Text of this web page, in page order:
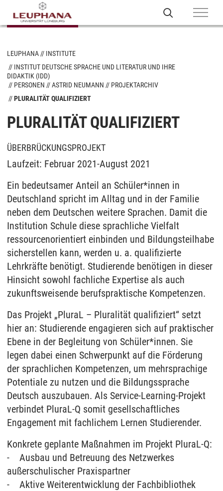
LEUPHANA
INSTITUTE
INSTITUT DEUTSCHE SPRACHE UND LITERATUR UND IHRE
DIDAKTIK (IDD)
PERSONEN
ASTRID NEUMANN
PROJEKTARCHIV
PLURALITÄT QUALIFIZIERT
PLURALITÄT QUALIFIZIERT
ÜBERBRÜCKUNGSPROJEKT
Laufzeit: Februar 2021-August 2021
Ein bedeutsamer Anteil an Schüler*innen in
Deutschland spricht im Alltag und in der Familie
neben dem Deutschen weitere Sprachen. Damit die
Institution Schule diese sprachliche Vielfalt
ressourcenorientiert einbinden und Bildungsteilhabe
sicherstellen kann, werden u. a. qualifizierte
Lehrkräfte benötigt. Studierende benötigen in dieser
Hinsicht sowohl fachliche Expertise als auch
zukunftsweisende berufspraktische Kompetenzen.
Das Projekt „PluraL – Pluralität qualifiziert“ setzt
hier an: Studierende engagieren sich auf praktischer
Ebene in der Begleitung von Schüler*innen. Sie
legen dabei einen Schwerpunkt auf die Förderung
der sprachlichen Kompetenzen, um mehrsprachige
Potentiale zu nutzen und die Bildungssprache
Deutsch auszubauen. Als Service-Learning-Projekt
verbindet PluraL-Q somit gesellschaftliches
Engagement mit fachlichem Lernen Studierender.
Konkrete geplante Maßnahmen im Projekt PluraL-Q:
- Ausbau und Betreuung des Netzwerkes
außerschulischer Praxispartner
- Aktive Weiterentwicklung der Fachbibliothek